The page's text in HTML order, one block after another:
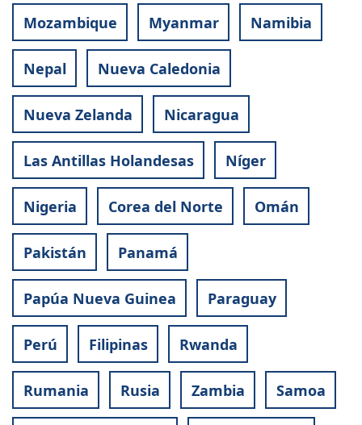
Mozambique Myanmar Namibia
Nepal Nueva Caledonia
Nueva Zelanda Nicaragua
Las Antillas Holandesas Níger
Nigeria Corea del Norte Omán
Pakistán Panamá
Papúa Nueva Guinea Paraguay
Perú Filipinas Rwanda
Rumania Rusia Zambia Samoa